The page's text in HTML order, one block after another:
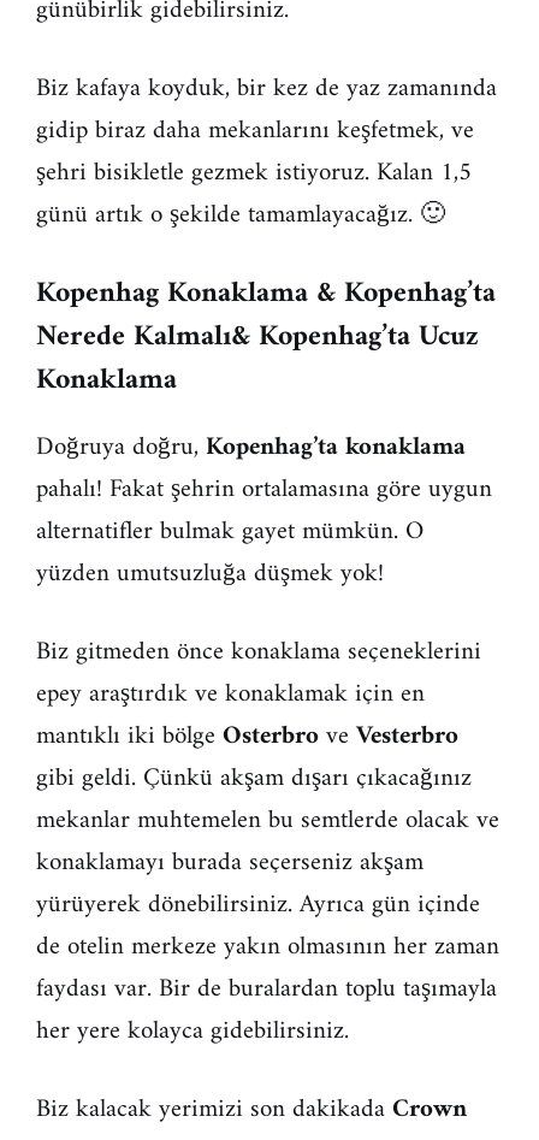
günübirlik gidebilirsiniz.
Biz kafaya koyduk, bir kez de yaz zamanında
gidip biraz daha mekanlarını keşfetmek, ve
şehri bisikletle gezmek istiyoruz. Kalan 1,5
günü artık o şekilde tamamlayacağız. 🙂
Kopenhag Konaklama & Kopenhag’ta
Nerede Kalmalı& Kopenhag’ta Ucuz
Konaklama
Doğruya doğru,Kopenhag’ta konaklama
pahalı! Fakat şehrin ortalamasına göre uygun
alternatifler bulmak gayet mümkün. O
yüzden umutsuzluğa düşmek yok!
Biz gitmeden önce konaklama seçeneklerini
epey araştırdık ve konaklamak için en
mantıklı iki bölgeOsterbroveVesterbro
gibi geldi. Çünkü akşam dışarı çıkacağınız
mekanlar muhtemelen bu semtlerde olacak ve
konaklamayı burada seçerseniz akşam
yürüyerek dönebilirsiniz. Ayrıca gün içinde
de otelin merkeze yakın olmasının her zaman
faydası var. Bir de buralardan toplu taşımayla
her yere kolayca gidebilirsiniz.
Biz kalacak yerimizi son dakikadaCrown